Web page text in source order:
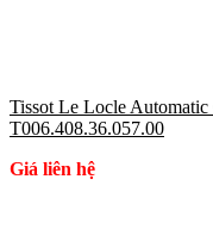
Tissot Le Locle
T006.408.36.057.00
Giá liên hệ